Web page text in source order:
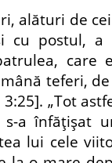
alături de
cu postul,
care
teferi,
„Tot
a înfăţişat
lui cele